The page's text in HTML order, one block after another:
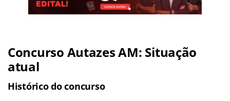
Concurso Autazes AM: Situação
atual
Histórico do concurso